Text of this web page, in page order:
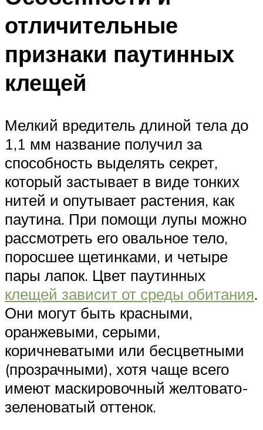
отличительные
признаки паутинных
клещей
Мелкий вредитель длиной тела до
1,1 мм название получил за
способность выделять секрет,
который застывает в виде тонких
нитей и опутывает растения, как
паутина. При помощи лупы можно
рассмотреть его овальное тело,
поросшее щетинками, и четыре
пары лапок. Цвет паутинных
клещей зависит от среды обитания.
Они могут быть красными,
оранжевыми, серыми,
коричневатыми или бесцветными
(прозрачными), хотя чаще всего
имеют маскировочный желтовато-
зеленоватый оттенок.